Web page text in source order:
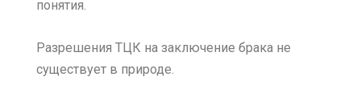
понятия.
Разрешения ТЦК на заключение брака не
существует в природе.